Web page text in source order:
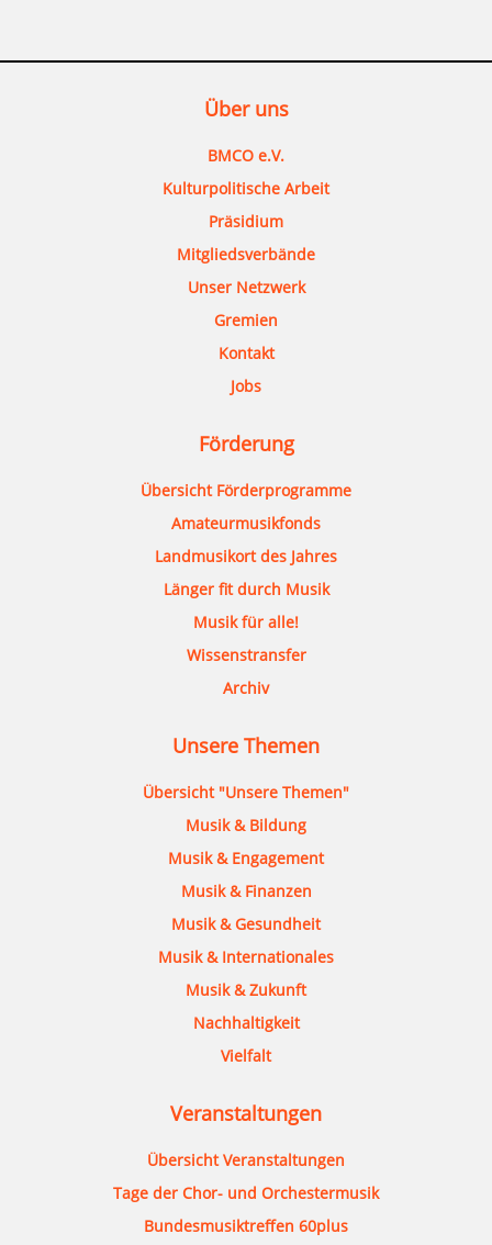
Über uns
BMCO e.V.
Kulturpolitische Arbeit
Präsidium
Mitgliedsverbände
Unser Netzwerk
Gremien
Kontakt
Jobs
Förderung
Übersicht Förderprogramme
Amateurmusikfonds
Landmusikort des Jahres
Länger fit durch Musik
Musik für alle!
Wissenstransfer
Archiv
Unsere Themen
Übersicht "Unsere Themen"
Musik & Bildung
Musik & Engagement
Musik & Finanzen
Musik & Gesundheit
Musik & Internationales
Musik & Zukunft
Nachhaltigkeit
Vielfalt
Veranstaltungen
Übersicht Veranstaltungen
Tage der Chor- und Orchestermusik
Bundesmusiktreffen 60plus